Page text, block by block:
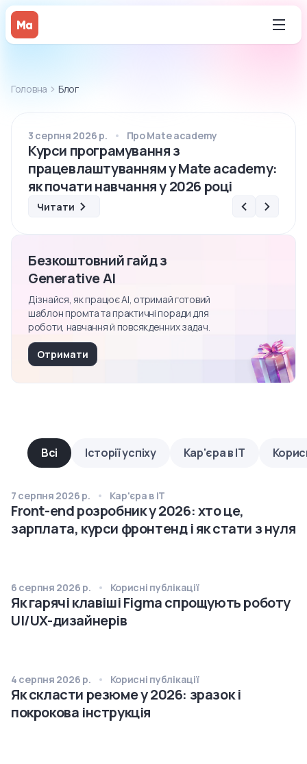
Головна Блог
3 серпня 2026 р. Про Mate academy
Курси програмування з
працевлаштуванням у Mate academy:
як почати навчання у 2026 році
Читати
Безкоштовний гайд з
Generative AI
Дізнайся, як працює AI, отримай готовий
шаблон промта та практичні поради для
роботи, навчання й повсякденних задач.
Отримати
Всі Історії успіху Кар'єра в IT
7 серпня 2026 р. Кар'єра в IT
Front-end розробник у 2026: хто це,
зарплата, курси фронтенд і як стати з нуля
6 серпня 2026 р. Корисні публікації
Як гарячі клавіші Figma спрощують роботу
UI/UX-дизайнерів
4 серпня 2026 р. Корисні публікації
Як скласти резюме у 2026: зразок і
покрокова інструкція